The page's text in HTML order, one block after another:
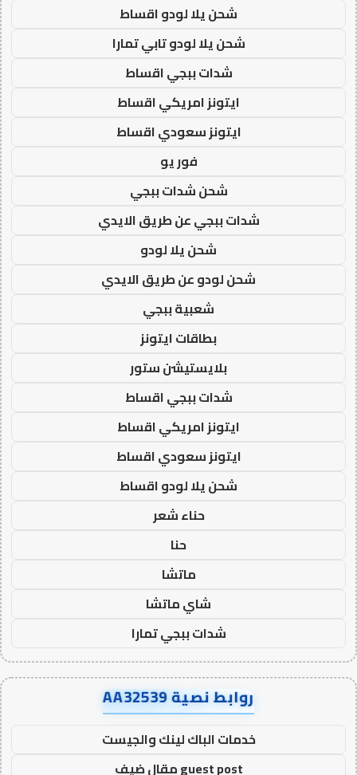
شحن يلا لودو اقساط
شحن يلا لودو تابي تمارا
شدات ببجي اقساط
ايتونز امريكي اقساط
ايتونز سعودي اقساط
فور يو
شحن شدات ببجي
شدات ببجي عن طريق الايدي
شحن يلا لودو
شحن لودو عن طريق الايدي
شعبية ببجي
بطاقات ايتونز
بلايستيشن ستور
شدات ببجي اقساط
ايتونز امريكي اقساط
ايتونز سعودي اقساط
شحن يلا لودو اقساط
حناء شعر
حنا
ماتشا
شاي ماتشا
شدات ببجي تمارا
روابط نصية AA32539
خدمات الباك لينك والجيست
guest post مقال ضيف